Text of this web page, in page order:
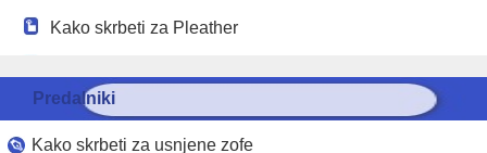
Kako skrbeti za Pleather
Predalniki
Kako skrbeti za usnjene zofe